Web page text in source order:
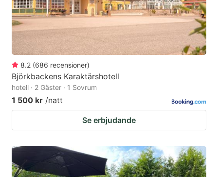
8.2 (686 recensioner)
Björkbackens Karaktärshotell
hotell · 2 Gäster · 1 Sovrum
1 500 kr /natt
Se erbjudande